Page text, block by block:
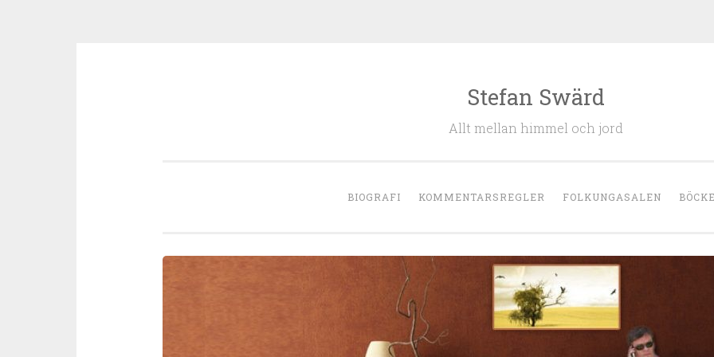
Stefan Swärd
Allt mellan himmel och jord
BIOGRAFI KOMMENTARSREGLER FOLKUNGASALEN